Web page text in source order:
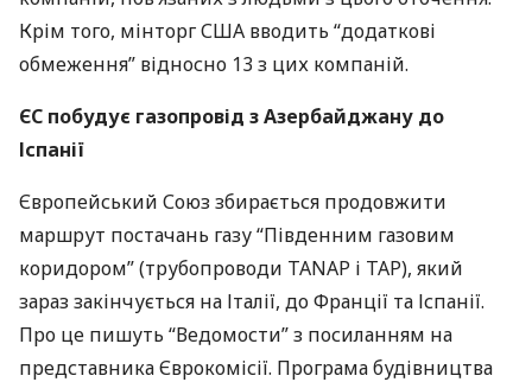
Крім того, мінторгСША вводить “додаткові
обмеження” відносно 13 з цих компаній.
ЄС побудує газопровід з Азербайджану до
Іспанії
Європейський Союз збирається продовжити
маршрут постачань газу “Південним газовим
коридором” (трубопроводи TANAP і TAP), який
зараз закінчується на Італії, до Франції та Іспанії.
Про це пишуть “Ведомости” з посиланням на
представника Єврокомісії. Програма будівництва